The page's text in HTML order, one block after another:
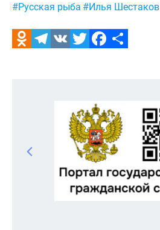
#Русская рыба #Илья Шестаков